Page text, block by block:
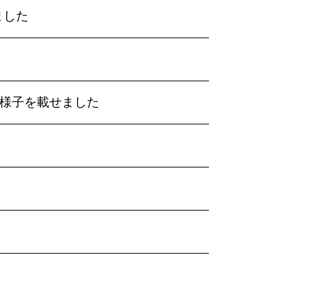
た
子を載せました